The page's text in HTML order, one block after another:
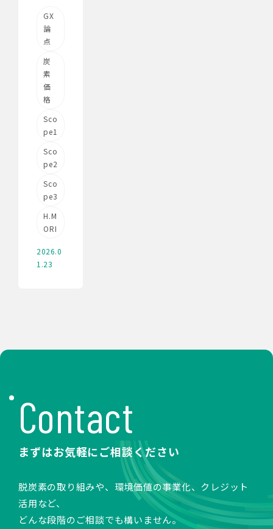
GX
論
点
炭
素
価
格
Sco
pe1
Sco
pe2
Sco
pe3
H.M
ORI
2026.0
1.23
Contact
まずはお気軽にご相談ください
脱炭素の取り組みや、環境価値の事業化、クレジット
活用など、
どんな段階のご相談でも構いません。